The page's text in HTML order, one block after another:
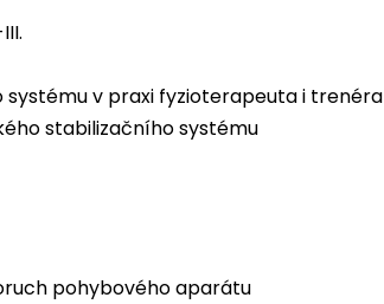
v praxi fyzioterapeuta i trenéra
stabilizačního systému
pohybového aparátu